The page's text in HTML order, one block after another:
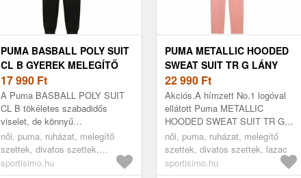
PUMA BASBALL POLY SUIT
CL B GYEREK MELEGÍTŐ
SZETT, RÓZSASZÍN, MÉRET
17 990 Ft
A Puma BASBALL POLY SUIT
CL B tökéletes szabadidős
viselet, de könnyű
sporttevékenységekhez is
használható.
női, puma, ruházat, melegítő
szettek, divatos szettek,
rózsaszín
sportisimo.hu
PUMA METALLIC HOODED
SWEAT SUIT TR G LÁNY
MELEGÍTŐ SZETT, LAZAC,
MÉRET
22 990 Ft
Akciós.A hímzett No.1 logóval
ellátott Puma METALLIC
HOODED SWEAT SUIT TR G
lány melegítő szett egy teljes
hosszában cipzáras, finom kötött
anyaggal bélel...
női, puma, ruházat, melegítő
szettek, divatos szettek, lazac
sportisimo.hu